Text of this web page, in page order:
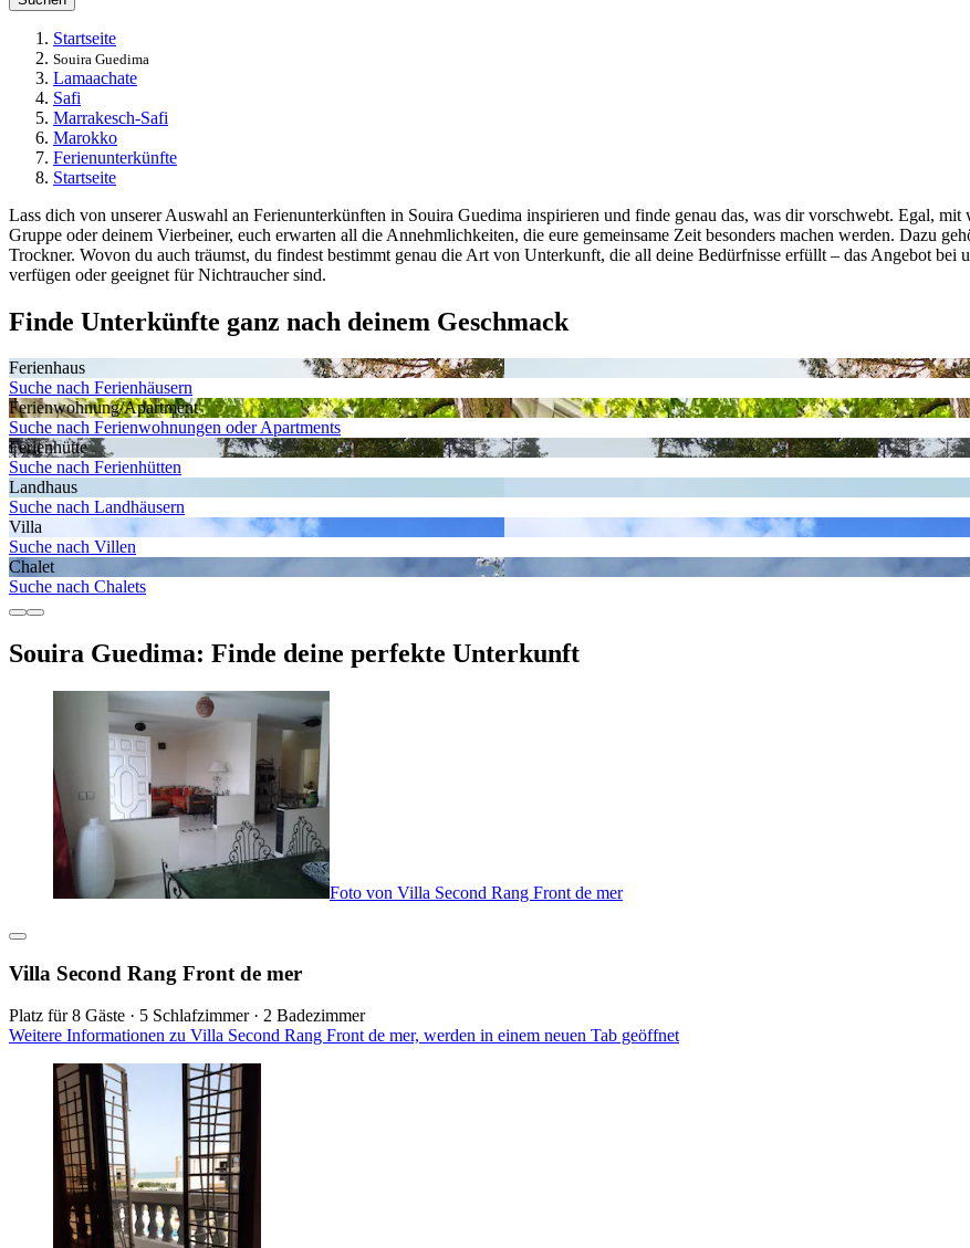
Startseite
Souira Guedima
Lamaachate
Safi
Marrakesch-Safi
Marokko
Ferienunterkünfte
Startseite
Lass dich von unserer Auswahl an Ferienunterkünften in Souira Guedima inspirieren und finde genau das, was dir vorschwebt. Egal,
Gruppe oder deinem Vierbeiner, euch erwarten all die Annehmlichkeiten, die eure gemeinsame Zeit besonders machen werden. Dazu
Trockner. Wovon du auch träumst, du findest bestimmt genau die Art von Unterkunft, die all deine Bedürfnisse erfüllt – das Angebot bei
verfügen oder geeignet für Nichtraucher sind.
Finde Unterkünfte ganz nach deinem Geschmack
Ferienhaus
Suche nach Ferienhäusern
Ferienwohnung/Apartment
Suche nach Ferienwohnungen oder Apartments
Ferienhütte
Suche nach Ferienhütten
Landhaus
Suche nach Landhäusern
Villa
Suche nach Villen
Chalet
Suche nach Chalets
Souira Guedima: Finde deine perfekte Unterkunft
Foto von Villa Second Rang Front de mer
Villa Second Rang Front de mer
Platz für 8 Gäste · 5 Schlafzimmer · 2 Badezimmer
Weitere Informationen zu Villa Second Rang Front de mer, werden in einem neuen Tab geöffnet